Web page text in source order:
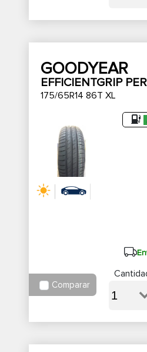
GOODYEAR
EFFICIENTGRIP
175/65R14 86T XL
Comparar